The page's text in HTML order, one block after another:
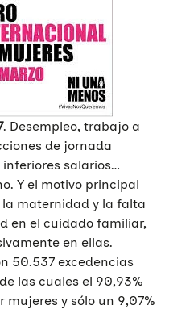
. Desempleo, trabajo a
de jornada
salarios…
Y el motivo principal
la maternidad y la falta
en el cuidado familiar,
en ellas.
50.537 excedencias
las cuales el 90,93%
y sólo un 9,07%